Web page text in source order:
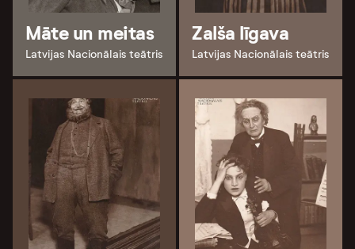
Māte un meitas
Latvijas Nacionālais teātris
Zalša līgava
Latvijas Nacionālais teātris